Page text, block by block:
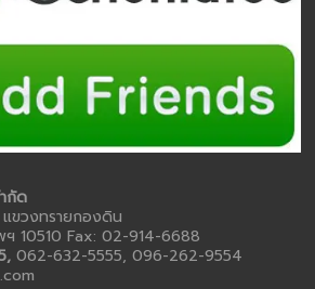
กัด
ขวงทรายกองดิน
ฯ 10510 Fax: 02-914-6688
062-632-5555, 096-262-9554